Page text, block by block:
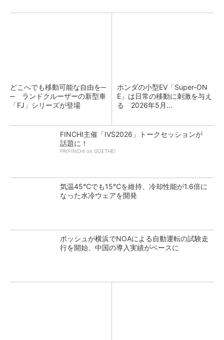
どこへでも移動可能な自由を─
─ ランドクルーザーの新型車
「FJ」シリーズが登場
ホンダの小型EV「Super-ON
E」は日常の移動に刺激を与え
る 2026年5月...
FINCHI主催「IVS2026」トークセッションが
話題に！
PR(FINCHI on GOETHE)
気温45℃でも15℃を維持、冷却性能が1.6倍に
なった水冷ウェアを開発
ボッシュが横浜でNOAによる自動運転の試験走
行を開始、中国の導入実績がベースに